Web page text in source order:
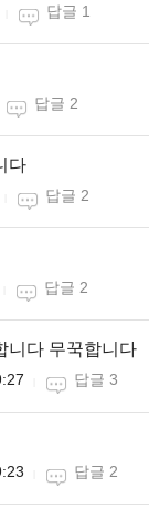
답글 1
답글 2
다
답글 2
답글 2
니다 무꾹합니다
답글 3
답글 2